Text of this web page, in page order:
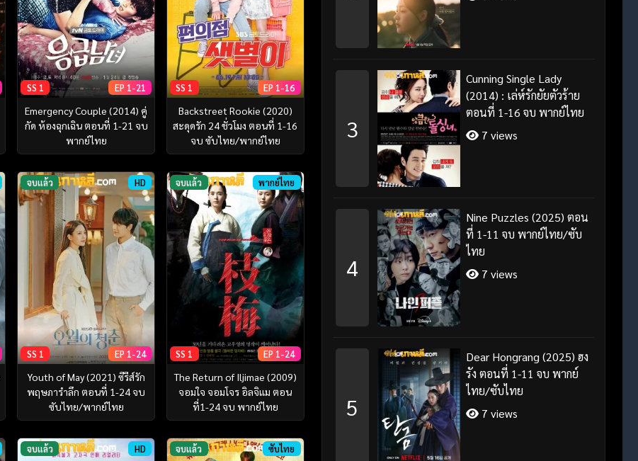
SS 1 EP 1-21
Emergency Couple (2014) คู่
กัด ห้องฉุกเฉิน ตอนที่ 1-21 จบ
พากย์ไทย
SS 1 EP 1-16
Backstreet Rookie (2020)
สะดุดรัก 24 ชั่วโมง ตอนที่ 1-16
จบ ซับไทย/พากย์ไทย
จบแล้ว HD
SS 1 EP 1-24
Youth of May (2021) ซีรีส์รัก
พฤษภารำลึก ตอนที่ 1-24 จบ
ซับไทย/พากย์ไทย
จบแล้ว พากย์ไทย
SS 1 EP 1-24
The Return of Iljimae (2009)
จอมใจ จอมโจร อิลจิแม ตอน
ที่1-24 จบ พากย์ไทย
จบแล้ว HD จบแล้ว ซับไทย
3
Cunning Single Lady
(2014) : เล่ห์รักยัยตัวร้าย
ตอนที่ 1-16 จบ พากย์ไทย
7 views
4
Nine Puzzles (2025) ตอน
ที่ 1-11 จบ พากย์ไทย/ซับ
ไทย
7 views
5
Dear Hongrang (2025) ฮง
รัง ตอนที่ 1-11 จบ พากย์
ไทย/ซับไทย
7 views